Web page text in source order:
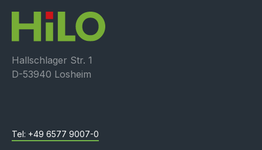
Hallschlager Str. 1
D-53940 Losheim
+49 6577 9007-0